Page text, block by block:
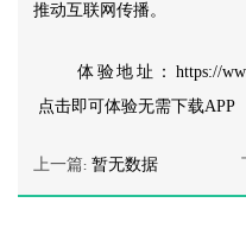
推动互联网传播。
体验地址： https://
点击即可体验无需下载APP
上一篇: 暂无数据